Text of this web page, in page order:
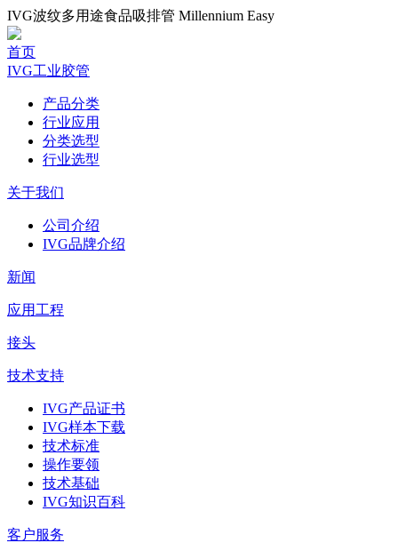
IVG波纹多用途食品吸排管 Millennium Easy
首页
IVG工业胶管
产品分类
行业应用
分类选型
行业选型
关于我们
公司介绍
IVG品牌介绍
新闻
应用工程
接头
技术支持
IVG产品证书
IVG样本下载
技术标准
操作要领
技术基础
IVG知识百科
客户服务